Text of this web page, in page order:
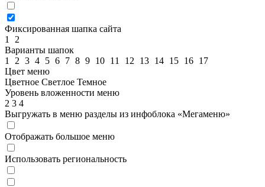
Фиксированная шапка сайта
1
2
Варианты шапок
1
2 3 4 5 6 7 8 9 10 11 12 13 14 15 16 17
Цвет меню
Цветное Светлое Темное
Уровень вложенности меню
2 3 4
Выгружать в меню разделы из инфоблока «Мегаменю»
Отображать большое меню
Использовать региональность